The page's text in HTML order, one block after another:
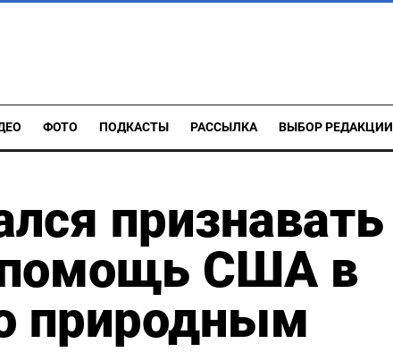
ФОТО ПОДКАСТЫ РАССЫЛКА ВЫБОР РЕДАКЦИИ
признавать
помощь США в
природным